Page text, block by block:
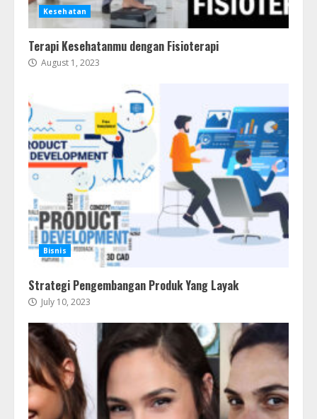
Kesehatan
Terapi Kesehatanmu dengan Fisioterapi
August 1, 2023
Bisnis
Strategi Pengembangan Produk Yang Layak
July 10, 2023